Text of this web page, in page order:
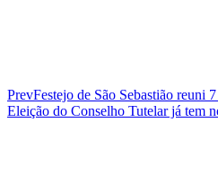
PrevFestejo de São Sebastião reuni
Eleição do Conselho Tutelar já tem